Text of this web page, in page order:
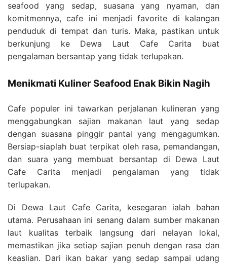
seafood yang sedap, suasana yang nyaman, dan
komitmennya, cafe ini menjadi favorite di kalangan
penduduk di tempat dan turis. Maka, pastikan untuk
berkunjung ke Dewa Laut Cafe Carita buat
pengalaman bersantap yang tidak terlupakan.
Menikmati Kuliner Seafood Enak Bikin Nagih
Cafe populer ini tawarkan perjalanan kulineran yang
menggabungkan sajian makanan laut yang sedap
dengan suasana pinggir pantai yang mengagumkan.
Bersiap-siaplah buat terpikat oleh rasa, pemandangan,
dan suara yang membuat bersantap di Dewa Laut
Cafe Carita menjadi pengalaman yang tidak
terlupakan.
Di Dewa Laut Cafe Carita, kesegaran ialah bahan
utama. Perusahaan ini senang dalam sumber makanan
laut kualitas terbaik langsung dari nelayan lokal,
memastikan jika setiap sajian penuh dengan rasa dan
keaslian. Dari ikan bakar yang sedap sampai udang